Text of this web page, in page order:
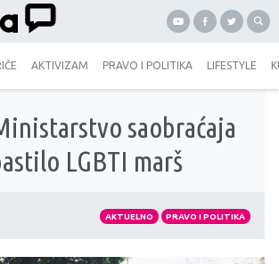
AKTIVIZAM PRAVO I POLITIKA LIFESTYLE
saobraćaja
LGBTI marš
AKTUELNO PRAVO I POLITIKA